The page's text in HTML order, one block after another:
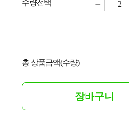
수량선택
총 상품금액(수량)
장바구니